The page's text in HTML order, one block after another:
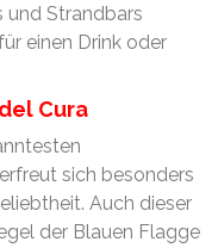
und Strandbars
einen Drink oder
Cura
sich besonders
Auch dieser
der Blauen Flagge